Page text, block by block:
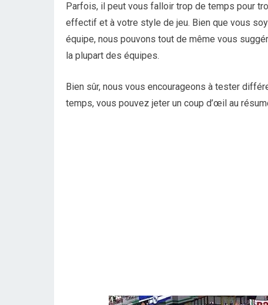
Parfois, il peut vous falloir trop de temps pour
effectif et à votre style de jeu. Bien que vous
équipe, nous pouvons tout de même vous
la plupart des équipes.
Bien sûr, nous vous encourageons à tester
temps, vous pouvez jeter un coup d’œil au